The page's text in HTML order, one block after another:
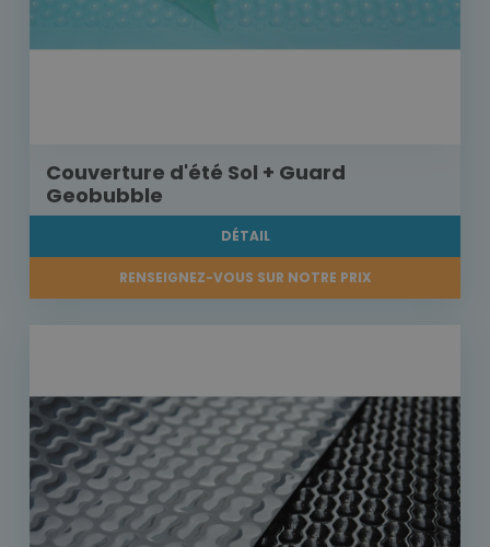
Couverture d'été Sol + Guard
Geobubble
DÉTAIL
RENSEIGNEZ-VOUS SUR NOTRE PRIX